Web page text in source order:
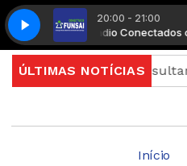
20:00 - 21:00
Radio Conectados
ÚLTIMAS NOTÍCIAS
podem consultar o cartão
Início